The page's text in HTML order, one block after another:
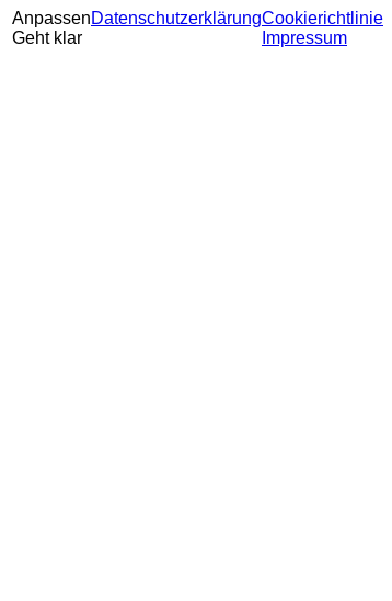
Anpassen
Geht klar
DatenschutzerklärungCookierichtlinie
Impressum